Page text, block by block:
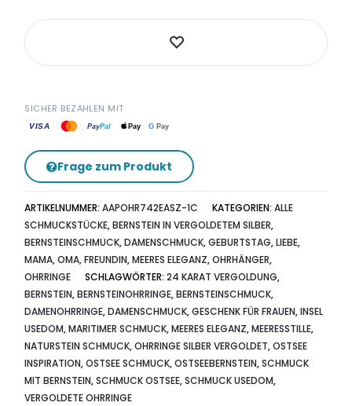
SICHER BEZAHLEN MIT
VISA PayPal Pay G Pay
Frage zum Produkt
ARTIKELNUMMER:AAPOHR742EASZ-1C KATEGORIEN:ALLE
SCHMUCKSTÜCKE,BERNSTEIN IN VERGOLDETEM SILBER,
BERNSTEINSCHMUCK,DAMENSCHMUCK,GEBURTSTAG,LIEBE,
MAMA, OMA, FREUNDIN,MEERES ELEGANZ,OHRHÄNGER,
OHRRINGE
SCHLAGWÖRTER:24 KARAT VERGOLDUNG,
BERNSTEIN,BERNSTEINOHRRINGE,BERNSTEINSCHMUCK,
DAMENOHRRINGE,DAMENSCHMUCK,GESCHENK FÜR FRAUEN,INSEL
USEDOM,MARITIMER SCHMUCK,MEERES ELEGANZ,MEERESSTILLE,
NATURSTEIN SCHMUCK,OHRRINGE SILBER VERGOLDET,OSTSEE
INSPIRATION,OSTSEE SCHMUCK,OSTSEEBERNSTEIN,SCHMUCK
MIT BERNSTEIN,SCHMUCK OSTSEE,SCHMUCK USEDOM,
VERGOLDETE OHRRINGE